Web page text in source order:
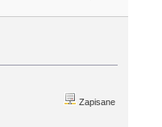
Zapisane